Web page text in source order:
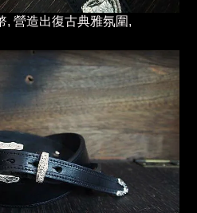
, 營造出復古典雅氛圍,